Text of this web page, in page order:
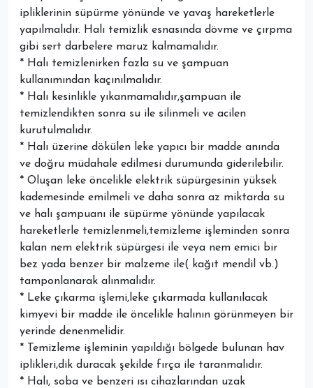
ipliklerinin süpürme yönünde ve yavaş hareketlerle
yapılmalıdır. Halı temizlik esnasında dövme ve çırpma
gibi sert darbelere maruz kalmamalıdır.
* Halı temizlenirken fazla su ve şampuan
kullanımından kaçınılmalıdır.
* Halı kesinlikle yıkanmamalıdır,şampuan ile
temizlendikten sonra su ile silinmeli ve acilen
kurutulmalıdır.
* Halı üzerine dökülen leke yapıcı bir madde anında
ve doğru müdahale edilmesi durumunda giderilebilir.
* Oluşan leke öncelikle elektrik süpürgesinin yüksek
kademesinde emilmeli ve daha sonra az miktarda su
ve halı şampuanı ile süpürme yönünde yapılacak
hareketlerle temizlenmeli,temizleme işleminden sonra
kalan nem elektrik süpürgesi ile veya nem emici bir
bez yada benzer bir malzeme ile( kağıt mendil vb.)
tamponlanarak alınmalıdır.
* Leke çıkarma işlemi,leke çıkarmada kullanılacak
kimyevi bir madde ile öncelikle halının görünmeyen bir
yerinde denenmelidir.
* Temizleme işleminin yapıldığı bölgede bulunan hav
iplikleri,dik duracak şekilde fırça ile taranmalıdır.
* Halı, soba ve benzeri ısı cihazlarından uzak